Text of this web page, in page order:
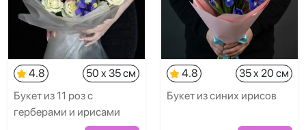
4.8
50 x 35 см
Букет из 11 роз с
герберами и ирисами
4.8
35 x 20 см
Букет из синих ирисов